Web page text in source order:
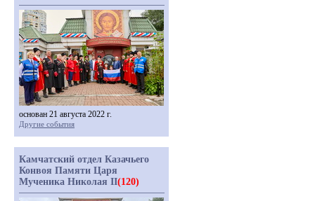
основан 21 августа 2022 г.
Другие события
Камчатский отдел Казачьего
Конвоя Памяти Царя
Мученика Николая II(120)